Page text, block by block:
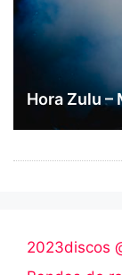
Hora Zulu
2023discos